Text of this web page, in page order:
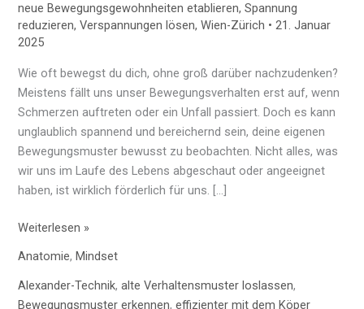
neue Bewegungsgewohnheiten etablieren,Spannung
reduzieren,Verspannungen lösen,Wien-Zürich •21. Januar
2025
Wie oft bewegst du dich, ohne groß darüber nachzudenken?
Meistens fällt uns unser Bewegungsverhalten erst auf, wenn
Schmerzen auftreten oder ein Unfall passiert. Doch es kann
unglaublich spannend und bereichernd sein, deine eigenen
Bewegungsmuster bewusst zu beobachten. Nicht alles, was
wir uns im Laufe des Lebens abgeschaut oder angeeignet
haben, ist wirklich förderlich für uns. […]
Weiterlesen »
Anatomie, Mindset
Alexander-Technik,alte Verhaltensmuster loslassen,
Bewegungsmuster erkennen,effizienter mit dem Köper